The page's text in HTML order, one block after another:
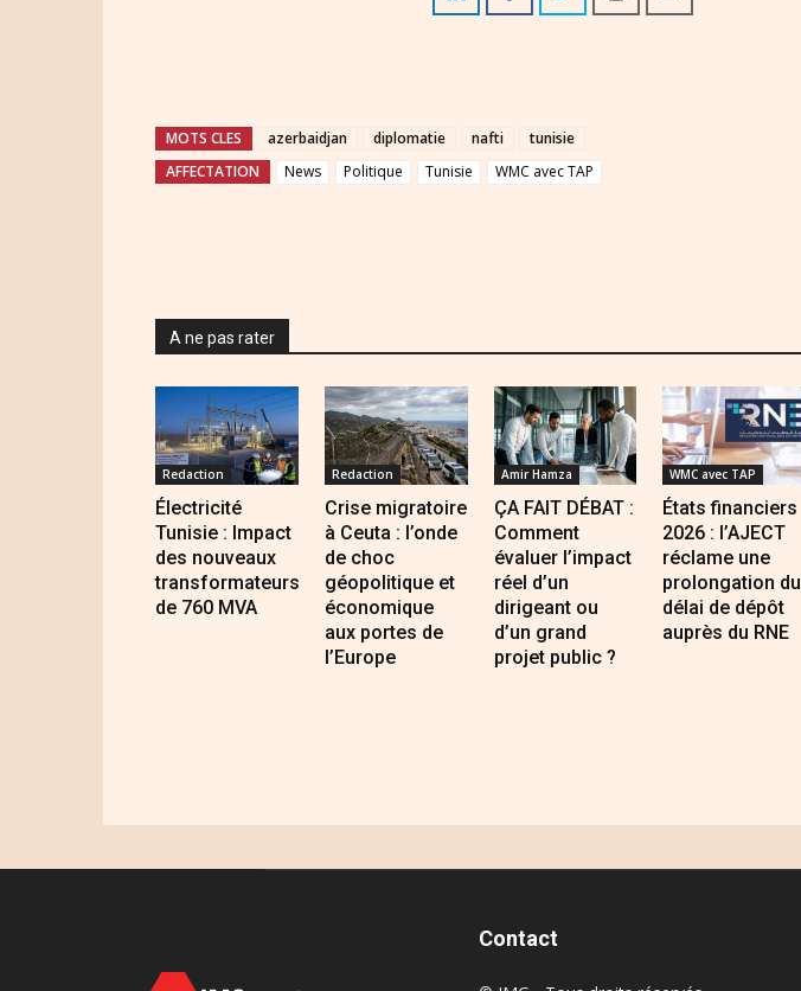
MOTS CLES azerbaidjan diplomatie nafti
tunisie
AFFECTATION
News Politique Tunisie WMC avec TAP
A ne pas rater
Redaction
Électricité
Tunisie : Impact
des nouveaux
transformateurs
de 760 MVA
Redaction
Crise migratoire
à Ceuta : l’onde
de choc
géopolitique et
économique
aux portes de
l’Europe
Amir Hamza
ÇA FAIT DÉBAT :
Comment
évaluer l’impact
réel d’un
dirigeant ou
d’un grand
projet public ?
WMC avec TAP
États financiers
2026 : l’AJECT
réclame une
prolongation du
délai de dépôt
auprès du RNE
Contact